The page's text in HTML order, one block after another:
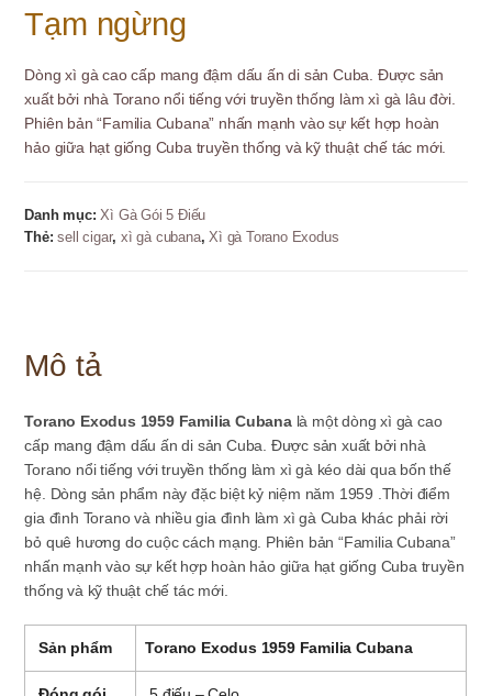
Tạm ngừng
Dòng xì gà cao cấp mang đậm dấu ấn di sản Cuba. Được sản
xuất bởi nhà Torano nổi tiếng với truyền thống làm xì gà lâu đời.
Phiên bản “Familia Cubana” nhấn mạnh vào sự kết hợp hoàn
hảo giữa hạt giống Cuba truyền thống và kỹ thuật chế tác mới.
Danh mục:Xì Gà Gói 5 Điếu
Thẻ:sell cigar,xì gà cubana,Xì gà Torano Exodus
Mô tả
Torano Exodus 1959 Familia Cubanalà một dòng xì gà cao
cấp mang đậm dấu ấn di sản Cuba. Được sản xuất bởi nhà
Torano nổi tiếng với truyền thống làm xì gà kéo dài qua bốn thế
hệ. Dòng sản phẩm này đặc biệt kỷ niệm năm 1959 .Thời điểm
gia đình Torano và nhiều gia đình làm xì gà Cuba khác phải rời
bỏ quê hương do cuộc cách mạng. Phiên bản “Familia Cubana”
nhấn mạnh vào sự kết hợp hoàn hảo giữa hạt giống Cuba truyền
thống và kỹ thuật chế tác mới.
Sản phẩm Torano Exodus 1959 Familia Cubana